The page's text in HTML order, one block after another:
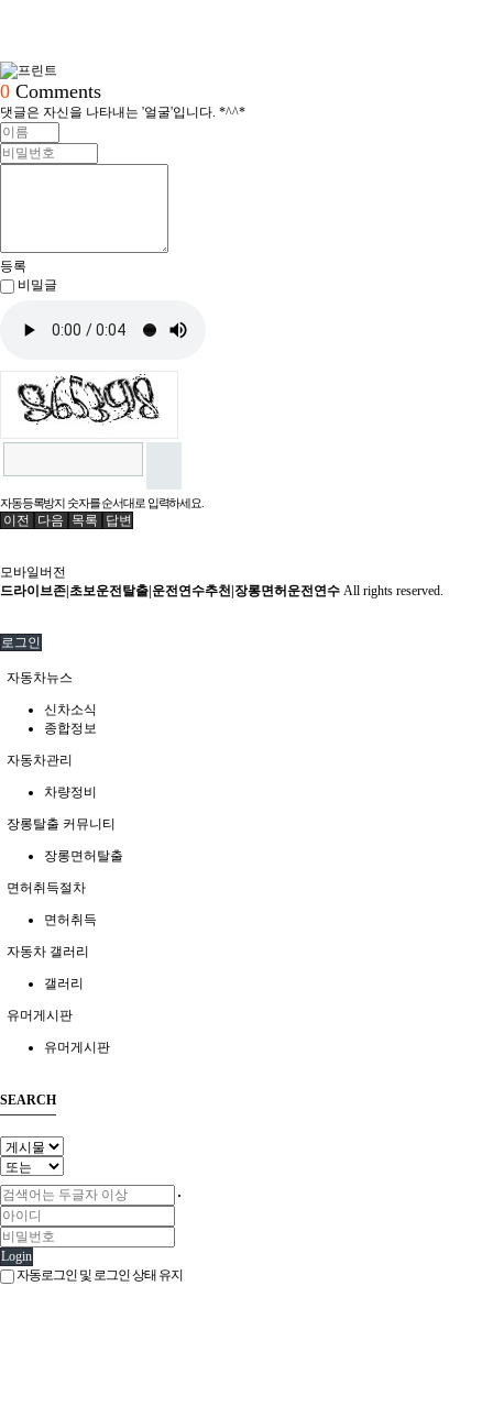
0 Comments
댓글은 자신을 나타내는 '얼굴'입니다. *^^*
등록
비밀글
자동등록방지 숫자를 순서대로 입력하세요.
이전 다음 목록 답변
모바일버전
드라이브존|초보운전탈출|운전연수추천|장롱면허운전연수 All rights reserved.
로그인
자동차뉴스
신차소식
종합정보
자동차관리
차량정비
장롱탈출 커뮤니티
장롱면허탈출
면허취득절차
면허취득
자동차 갤러리
갤러리
유머게시판
유머게시판
SEARCH
Login
자동로그인 및 로그인 상태 유지